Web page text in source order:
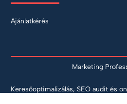
Ajánlatkérés
Marketing
Keresőoptimalizálás, SEO audit és